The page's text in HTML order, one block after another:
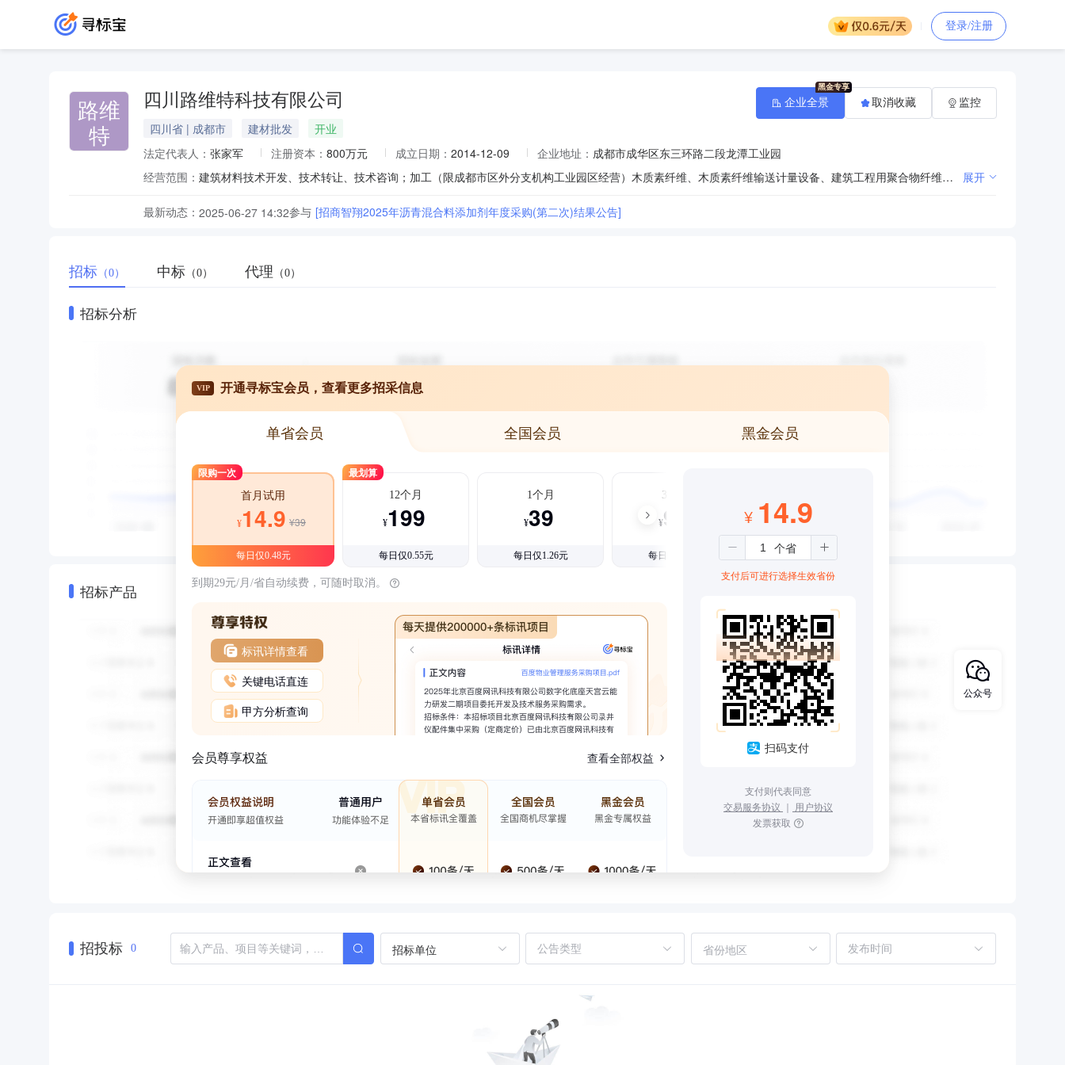
登录/注册
路维
特
四川路维特科技有限公司
四川省 | 成都市 建材批发
开业
法定代表人： 张家军 注册资本： 800万元 成立日期： 2014-12-09 企业地址： 成都市成华区东三环路二段龙潭工业园
经营范围：
建筑材料技术开发、技术转让、技术咨询；加工（限成都市区外分支机构工业园区经营）木质素纤维、木质素纤维输送计量设备、建筑工程用聚合物纤维、聚合物颗粒；销售：建筑材料（不含危险化学品）；机械设备销售及相关技术开发、技术转让、技术服务；货物及技术进出口。（依法须经批准的项目，经相关部门批准后方可开展经营活动）。 展开
最新动态： 2025-06-27 14:32参与 [招商智翔2025年沥青混合料添加剂年度采购(第二次)结果公告]
企业全景 取消收藏 监控
招标 （0） 中标 （0） 代理 （0）
招标分析
招标产品
VIP 开通寻标宝会员，查看更多招采信息
单省会员 全国会员 黑金会员
限购一次
首月试用
¥14.9 ¥39
每日仅0.48元
最划算
12个月
¥199
每日仅0.55元
1个月
¥39
每日仅1.26元
3个月
¥99
每日仅1.08元
到期29元/月/省自动续费，可随时取消。
标讯详情查看
关键电话直连
甲方分析查询
会员尊享权益 查看全部权益
¥ 14.9
支付后可进行选择生效省份
扫码支付
支付则代表同意
交易服务协议 ｜ 用户协议
发票获取
招投标 0 招标单位 省份地区
公众号